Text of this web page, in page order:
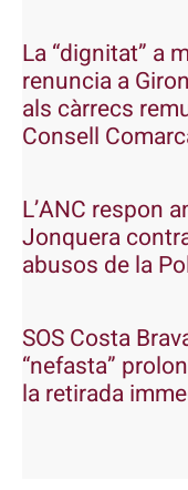
La “dignitat” a
renuncia a
als càrrecs
Consell
L’ANC respon
Jonquera
abusos de la
SOS Costa
“nefasta”
la retirada